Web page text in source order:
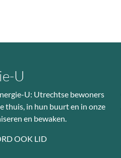
U
U: Utrechtse bewoners
thuis, in hun buurt en in onze
en bewaken.
OOK LID